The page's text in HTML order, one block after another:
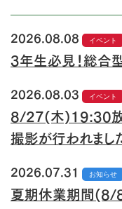
2026.08.08 イベント
3年生必見！総合
2026.08.03 イベント
8/27(木)19:30放
撮影が行われまし
2026.07.31 お知らせ
夏期休業期間(8/